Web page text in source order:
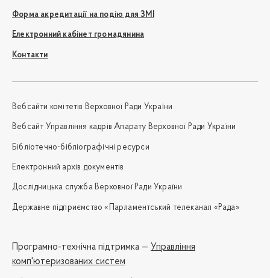
Форма акредитації на подію для ЗМІ
Електронний кабінет громадянина
Контакти
Вебсайти комітетів Верховної Ради України
Вебсайт Управління кадрів Апарату Верховної Ради України
Бібліотечно-бібліографічні ресурси
Електронний архів документів
Дослідницька служба Верховної Ради України
Державне підприємство «Парламентський телеканал «Рада»
Програмно-технічна підтримка — Управління
комп'ютеризованих систем